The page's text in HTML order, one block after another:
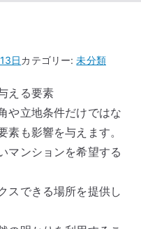
日カテゴリー:未分類
える要素
や立地条件だけではな
素も影響を与えます。
マンションを希望する
スできる場所を提供し